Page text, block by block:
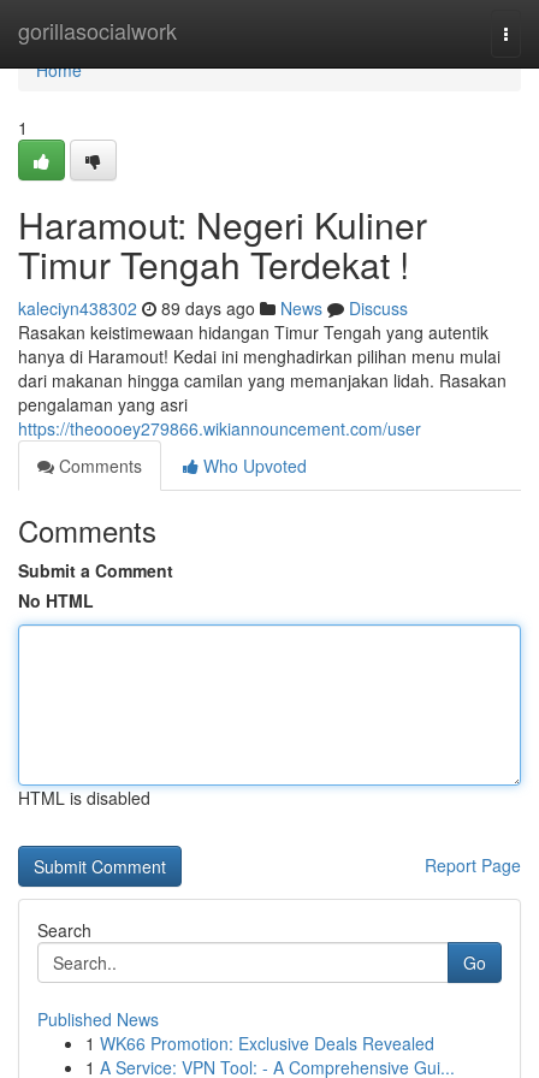
gorillasocialwork
Home
Home
1
Haramout: Negeri Kuliner
Timur Tengah Terdekat !
kaleciyn438302 89 days ago News
Discuss
Rasakan keistimewaan hidangan Timur Tengah yang autentik
hanya di Haramout! Kedai ini menghadirkan pilihan menu mulai
dari makanan hingga camilan yang memanjakan lidah. Rasakan
pengalaman yang asri
https://theoooey279866.wikiannouncement.com/user
Comments
Who Upvoted
Comments
Submit a Comment
No HTML
HTML is disabled
Report Page
Search
Go
Published News
1 WK66 Promotion: Exclusive Deals Revealed
1 A Service: VPN Tool: - A Comprehensive Gui...